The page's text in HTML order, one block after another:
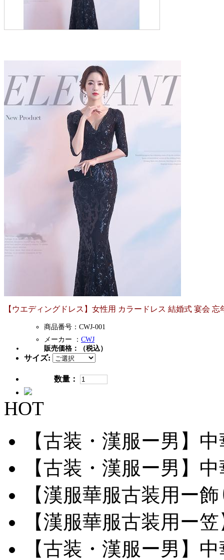
【ウエディングドレス】女性用 カラードレス 結婚式 宴会
商品番号：CWJ-001
メーカー ： CWJ
販売価格：
（税込）
サイズ:
数量：
HOT
【古装・漢服ー男】
【古装・漢服ー男】
【漢服華服古装用ー
【漢服華服古装用ー
【古装・漢服ー男】